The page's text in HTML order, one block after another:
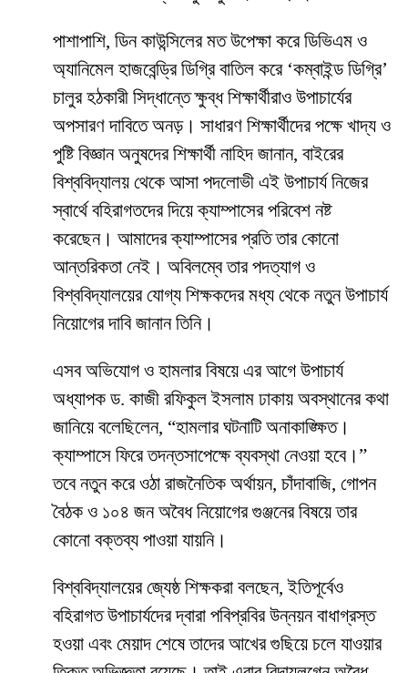
​পাশাপাশি, ডিন কাউন্সিলের মত উপেক্ষা করে ডিভিএম ও
অ্যানিমেল হাজবেন্ড্রি ডিগ্রি বাতিল করে ‘কম্বাইন্ড ডিগ্রি’
চালুর হঠকারী সিদ্ধান্তে ক্ষুব্ধ শিক্ষার্থীরাও উপাচার্যের
অপসারণ দাবিতে অনড়। সাধারণ শিক্ষার্থীদের পক্ষে খাদ্য ও
পুষ্টি বিজ্ঞান অনুষদের শিক্ষার্থী নাহিদ জানান, বাইরের
বিশ্ববিদ্যালয় থেকে আসা পদলোভী এই উপাচার্য নিজের
স্বার্থে বহিরাগতদের দিয়ে ক্যাম্পাসের পরিবেশ নষ্ট
করেছেন। আমাদের ক্যাম্পাসের প্রতি তার কোনো
আন্তরিকতা নেই। অবিলম্বে তার পদত্যাগ ও
বিশ্ববিদ্যালয়ের যোগ্য শিক্ষকদের মধ্য থেকে নতুন উপাচার্য
নিয়োগের দাবি জানান তিনি।
​এসব অভিযোগ ও হামলার বিষয়ে এর আগে উপাচার্য
অধ্যাপক ড. কাজী রফিকুল ইসলাম ঢাকায় অবস্থানের কথা
জানিয়ে বলেছিলেন, “হামলার ঘটনাটি অনাকাঙ্ক্ষিত।
ক্যাম্পাসে ফিরে তদন্তসাপেক্ষে ব্যবস্থা নেওয়া হবে।”
তবে নতুন করে ওঠা রাজনৈতিক অর্থায়ন, চাঁদাবাজি, গোপন
বৈঠক ও ১০৪ জন অবৈধ নিয়োগের গুঞ্জনের বিষয়ে তার
কোনো বক্তব্য পাওয়া যায়নি।
​বিশ্ববিদ্যালয়ের জ্যেষ্ঠ শিক্ষকরা বলছেন, ইতিপূর্বেও
বহিরাগত উপাচার্যদের দ্বারা পবিপ্রবির উন্নয়ন বাধাগ্রস্ত
হওয়া এবং মেয়াদ শেষে তাদের আখের গুছিয়ে চলে যাওয়ার